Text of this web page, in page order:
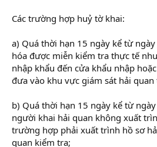
Các trường hợp huỷ tờ khai:
a) Quá thời hạn 15 ngày kể từ
hóa được miễn kiểm tra thực tế
nhập khẩu đến cửa khẩu nhập
đưa vào khu vực giám sát hải quan
b) Quá thời hạn 15 ngày kể từ
người khai hải quan không xuất
trường hợp phải xuất trình hồ sơ
quan kiểm tra;